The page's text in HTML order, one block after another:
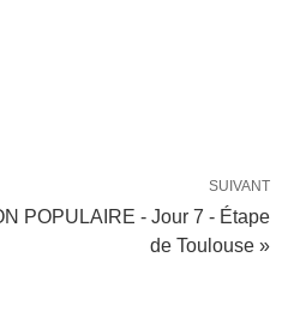
SUIVANT
POPULAIRE - Jour 7 - Étape
de Toulouse »